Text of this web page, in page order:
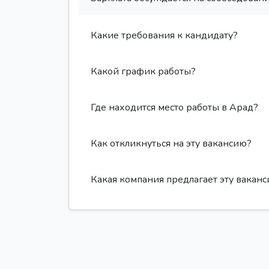
Какие требования к кандидату?
Какой график работы?
Где находится место работы в Арад?
Как откликнуться на эту вакансию?
Какая компания предлагает эту